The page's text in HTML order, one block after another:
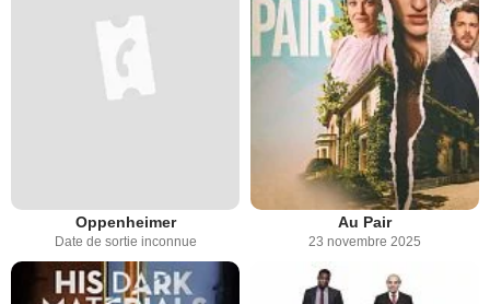
Oppenheimer
Date de sortie inconnue
Au Pair
23 novembre 2025